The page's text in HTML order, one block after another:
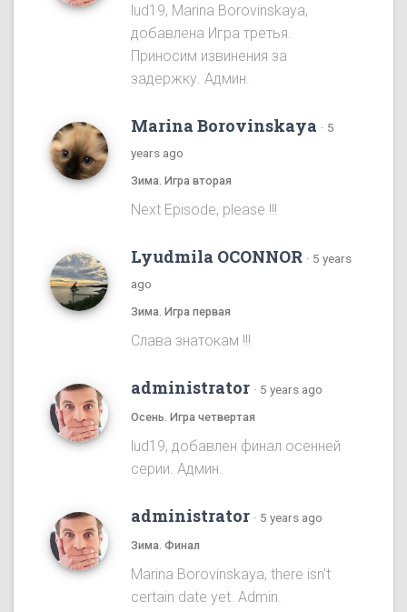
lud19, Marina Borovinskaya,
добавлена Игра третья.
Приносим извинения за
задержку. Админ.
Marina Borovinskaya · 5
years ago
Зима. Игра вторая
Next Episode, please !!!
Lyudmila OCONNOR · 5 years
ago
Зима. Игра первая
Cлава знатокам !!!
administrator · 5 years ago
Осень. Игра четвертая
lud19, добавлен финал осенней
серии. Админ.
administrator · 5 years ago
Зима. Финал
Marina Borovinskaya, there isn't
certain date yet. Admin.